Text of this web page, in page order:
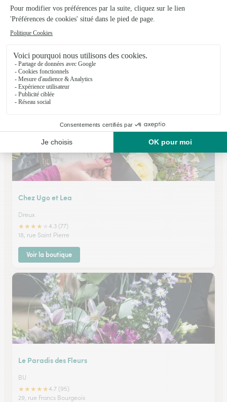
Benoist Yves Fleurs
Dreux
★★★★★4.8 (55)
41, rue Saint Martin
Voir la boutique
Chez Ugo et Lea
Dreux
★★★★
4.3 (77)
18, rue Saint Pierre
Voir la boutique
Le Paradis des Fleurs
BU
★★★★★4.7 (95)
29, rue Francs Bourgeois